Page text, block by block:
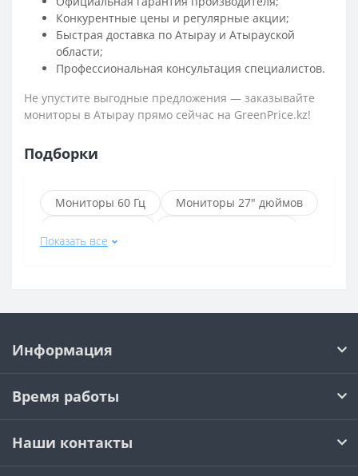
Конкурентные цены и регулярные акции;
Быстрая доставка по Атырау и Атырауской
области;
Профессиональная консультация специалистов.
Не упустите выгодные предложения — заказывайте
мониторы в Атырау прямо сейчас на GreenPrice.kz!
Подборки
Мониторы 60 Гц
Мониторы 27" дюймов
Мониторы HP
Мониторы Xiaomi
Показать все
Информация
Время работы
Наши контакты